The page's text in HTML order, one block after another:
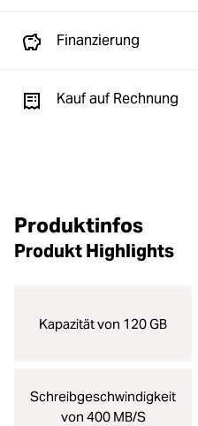
Finanzierung
Kauf auf Rechnung
Produktinfos
Produkt Highlights
Kapazität von 120 GB
Schreibgeschwindigkeit
von 400 MB/S